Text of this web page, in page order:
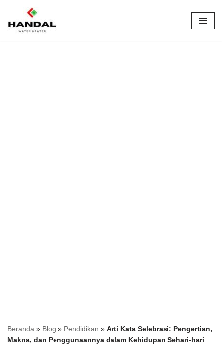
Lompat
Beranda » Blog » Pendidikan » Arti Kata Selebrasi: Pengertian,
Makna, dan Penggunaannya dalam Kehidupan Sehari-hari